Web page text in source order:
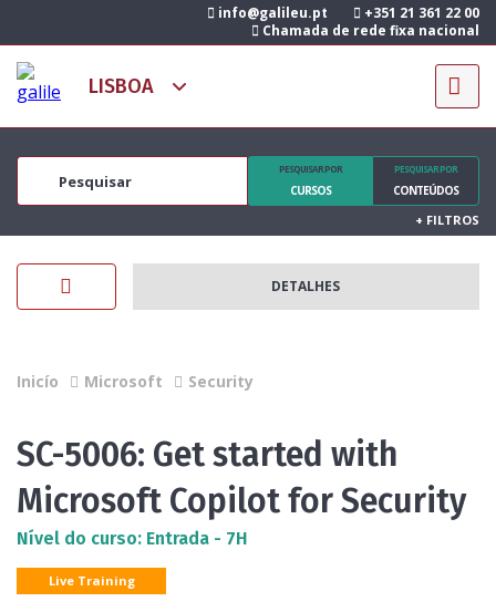
info@galileu.pt
+351 21 361 22 00
Chamada de rede fixa nacional
PESQUISAR POR
CURSOS
PESQUISAR POR
CONTEÚDOS
+ FILTROS
DETALHES
Inicío Microsoft Security
SC-5006: Get started with
Microsoft Copilot for Security
Nível do curso: Entrada - 7H
Live Training